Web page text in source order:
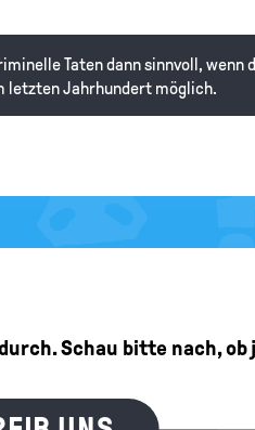
Taten dann sinnvoll, wenn
letzten Jahrhundert möglich.
Schau bitte nach,